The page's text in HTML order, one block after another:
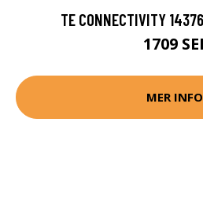
TE CONNECTIVITY
1709
MER